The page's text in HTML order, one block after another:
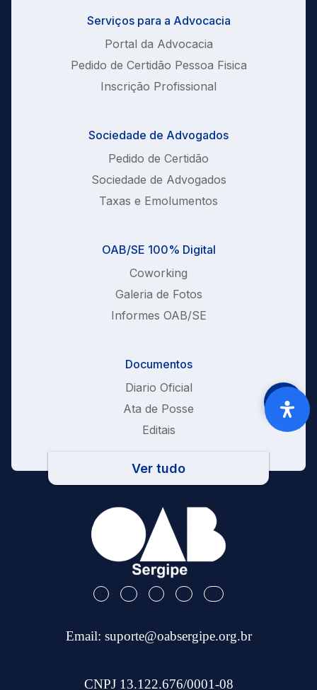
Serviços para a Advocacia
Portal da Advocacia
Pedido de Certidão Pessoa Fisica
Inscrição Profissional
Sociedade de Advogados
Pedido de Certidão
Sociedade de Advogados
Taxas e Emolumentos
OAB/SE 100% Digital
Coworking
Galeria de Fotos
Informes OAB/SE
Documentos
Diario Oficial
Ata de Posse
Editais
Ver tudo
Email: suporte@oabsergipe.org.br
CNPJ 13.122.676/0001-08